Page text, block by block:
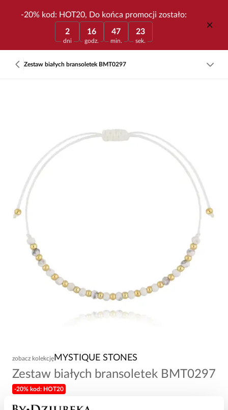
-20% kod: HOT20, Do końca promocji zostało:
2
dni
16
godz.
47
min.
23
sek.
Zestaw białych bransoletek BMT0297
zobacz kolekcję MYSTIQUE STONES
Zestaw białych bransoletek BMT0297
-20% kod: HOT20